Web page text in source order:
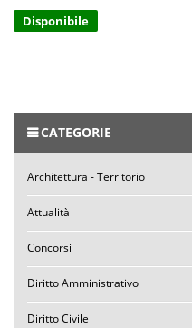
Disponibile
CATEGORIE
Architettura - Territorio
Attualità
Concorsi
Diritto Amministrativo
Diritto Civile